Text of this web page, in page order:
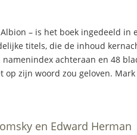
– is het boek ingedeeld in
titels, die de inhoud
achteraan en 48
zijn woord zou geloven. Mark
en Edward Herman